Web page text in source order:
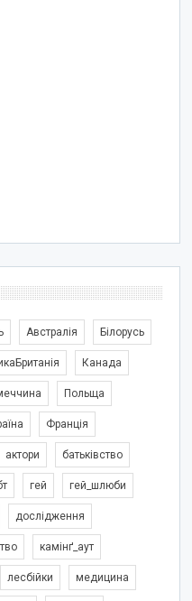
Австралія Білорусь
Канада
Польща
Франція
актори батьківство
гей гей_шлюби
дослідження
камінґ_аут
лесбійки медицина